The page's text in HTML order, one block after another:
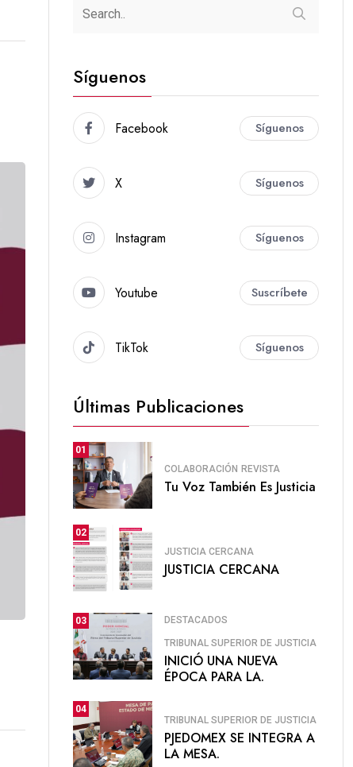
Síguenos
Facebook Síguenos
X Síguenos
Instagram Síguenos
Youtube Suscríbete
TikTok Síguenos
Últimas Publicaciones
01
COLABORACIÓN REVISTA
Tu Voz También Es Justicia
02
JUSTICIA CERCANA
JUSTICIA CERCANA
03 DESTACADOS
TRIBUNAL SUPERIOR DE JUSTICIA
INICIÓ UNA NUEVA
ÉPOCA PARA LA.
04
TRIBUNAL SUPERIOR DE JUSTICIA
PJEDOMEX SE INTEGRA A
LA MESA.